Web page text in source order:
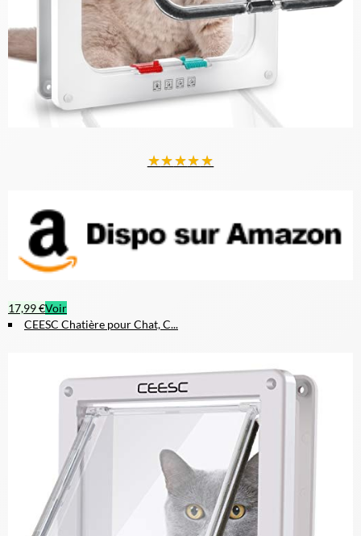
★★★★★
17,99 €Voir
CEESC Chatière pour Chat, C...